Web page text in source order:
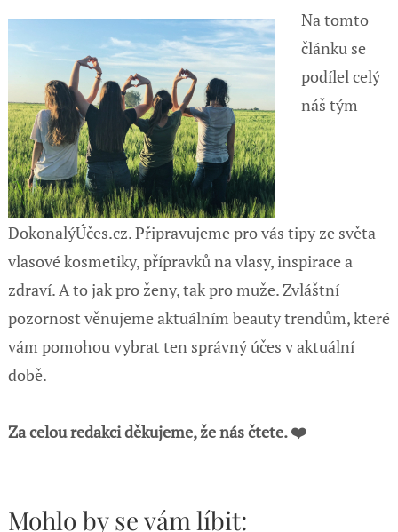
Na tomto
článku se
podílel celý
náš tým
DokonalýÚčes.cz. Připravujeme pro vás tipy ze světa
vlasové kosmetiky, přípravků na vlasy, inspirace a
zdraví. A to jak pro ženy, tak pro muže. Zvláštní
pozornost věnujeme aktuálním beauty trendům, které
vám pomohou vybrat ten správný účes v aktuální
době.
Za celou redakci děkujeme, že nás čtete. ❤️
Mohlo by se vám líbit: